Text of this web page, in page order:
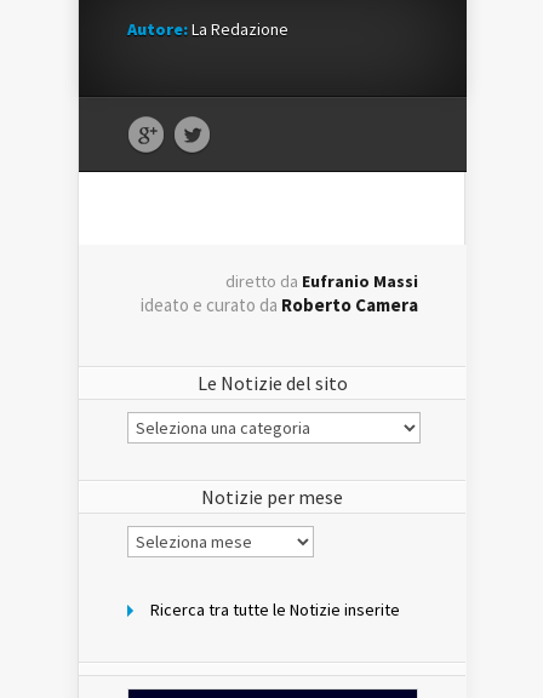
Autore:La Redazione
diretto da Eufranio Massi
ideato e curato da Roberto Camera
Le Notizie del sito
Le
Notizie
Notizie per mese
Notizie
per
Ricerca tra tutte le Notizie inserite